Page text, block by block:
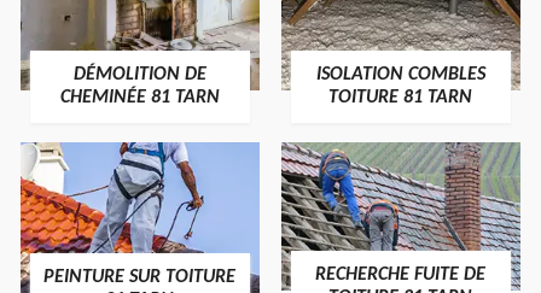
DÉMOLITION DE
CHEMINÉE 81 TARN
ISOLATION COMBLES
TOITURE 81 TARN
PEINTURE SUR TOITURE
RECHERCHE FUITE DE